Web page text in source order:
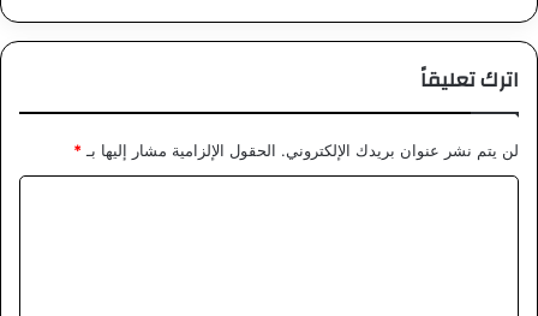
اترك تعليقاً
لن يتم نشر عنوان بريدك الإلكتروني. الحقول الإلزامية مشار إليها بـ *